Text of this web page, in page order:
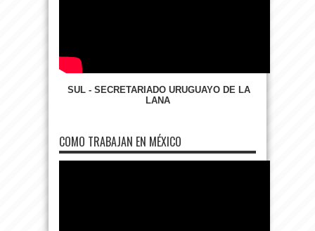
SUL - SECRETARIADO URUGUAYO DE LA
LANA
COMO TRABAJAN EN MÉXICO